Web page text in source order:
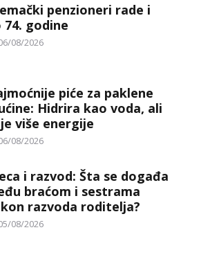
penzioneri rade i
74. godine
08/2026
piće za paklene
Hidrira kao voda, ali
više energije
08/2026
i razvod: Šta se događa
braćom i sestrama
razvoda roditelja?
08/2026